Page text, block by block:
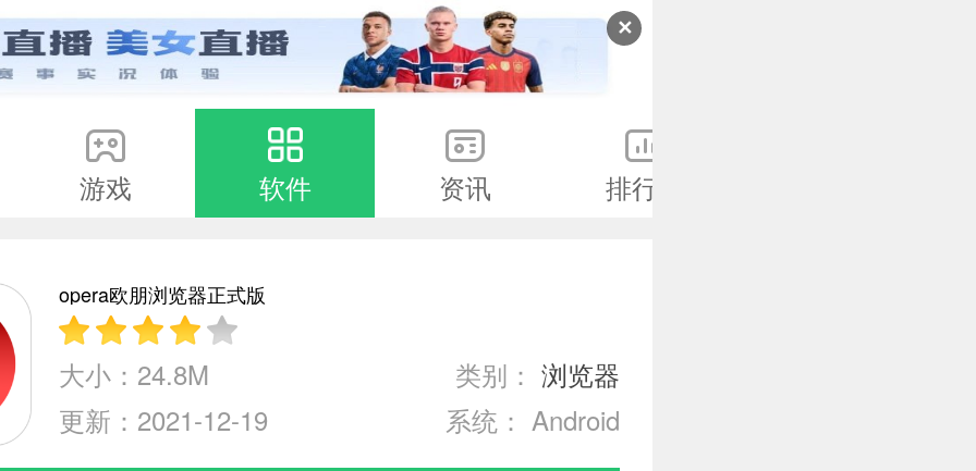
✕
游戏 软件 资讯 排行榜
opera欧朋浏览器正式版
大小：24.8M 类别： 浏览器
更新：2021-12-19
系统： Android